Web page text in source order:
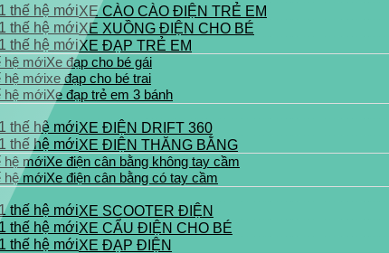
XE CÀO CÀO ĐIỆN TRẺ EM
XE XUỒNG ĐIỆN CHO BÉ
XE ĐẠP TRẺ EM
Xe đạp cho bé gái
xe đạp cho bé trai
Xe đạp trẻ em 3 bánh
XE ĐIỆN DRIFT 360
XE ĐIỆN THĂNG BẰNG
Xe điện cân bằng không tay cầm
Xe điện cân bằng có tay cầm
XE SCOOTER ĐIỆN
XE CẨU ĐIỆN CHO BÉ
XE ĐẠP ĐIỆN